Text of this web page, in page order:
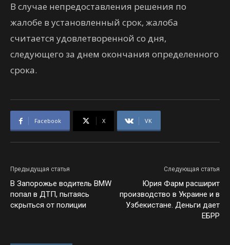
В случае непредоставления решения по
жалобе в установленный срок, жалоба
считается удовлетворенной со дня,
следующего за днем окончания определенного
срока.
Facebook X VK
Предыдущая статья
В Запорожье водитель BMW
попал в ДТП, пытаясь
скрыться от полиции
Следующая статья
Юрия Фарм расширит
производство в Украине и в
Узбекистане. Деньги дает
ЕБРР